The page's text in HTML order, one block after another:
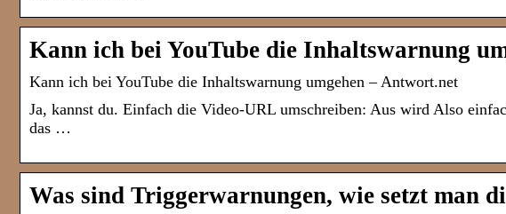
Kann ich bei YouTube die Inhaltswarnung
Kann ich bei YouTube die Inhaltswarnung umgehen – Antwort.net
Ja, kannst du. Einfach die Video-URL umschreiben: Aus wird Also
das …
Was sind Triggerwarnungen, wie setzt man